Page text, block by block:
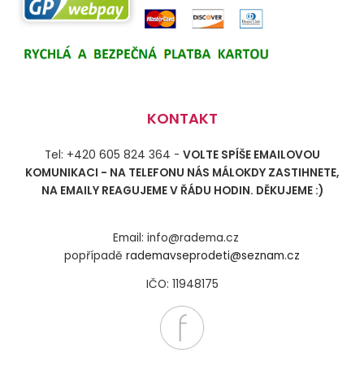
KONTAKT
Tel: +420 605 824 364 - VOLTE SPÍŠE EMAILOVOU
KOMUNIKACI - NA TELEFONU NÁS MÁLOKDY ZASTIHNETE,
NA EMAILY REAGUJEME V ŘÁDU HODIN. DĚKUJEME :)
Email: info@radema.cz
popřípadě rademavseprodeti@seznam.cz
IČO: 11948175